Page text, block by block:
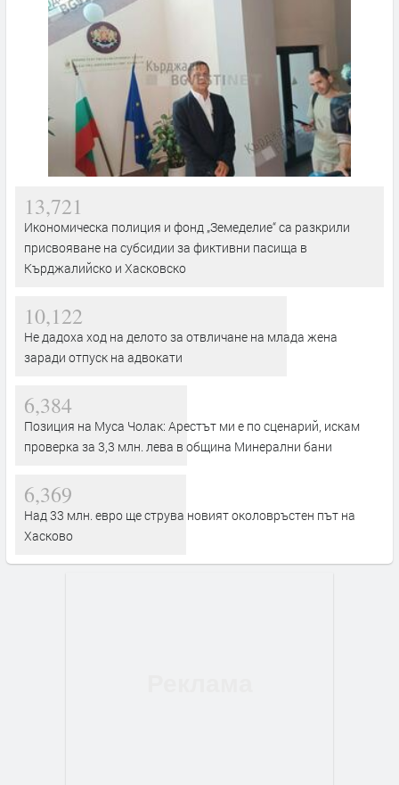
13,721
Икономическа полиция и фонд „Земеделие“ са разкрили
присвояване на субсидии за фиктивни пасища в
Кърджалийско и Хасковско
10,122
Не дадоха ход на делото за отвличане на млада жена
заради отпуск на адвокати
6,384
Позиция на Муса Чолак: Арестът ми е по сценарий, искам
проверка за 3,3 млн. лева в община Минерални бани
6,369
Над 33 млн. евро ще струва новият околовръстен път на
Хасково